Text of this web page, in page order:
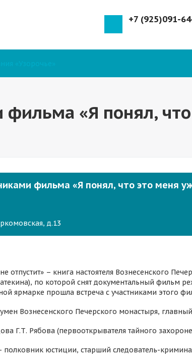
+7 (925)091-
фильма «Я понял,
фильма «Я понял, что это меня
д.13
отпустит» – книга настоятеля Вознесенского
по которой снят документальный фильм
ярмарке прошла встреча с участниками этого
Вознесенского Печерского монастыря,
Г.Т. Рябова (первооткрывателя тайного
юстиции, старший следователь-